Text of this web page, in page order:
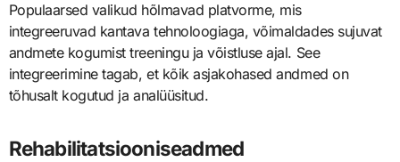
Populaarsed valikud hõlmavad platvorme, mis
integreeruvad kantava tehnoloogiaga, võimaldades sujuvat
andmete kogumist treeningu ja võistluse ajal. See
integreerimine tagab, et kõik asjakohased andmed on
tõhusalt kogutud ja analüüsitud.
Rehabilitatsiooniseadmed